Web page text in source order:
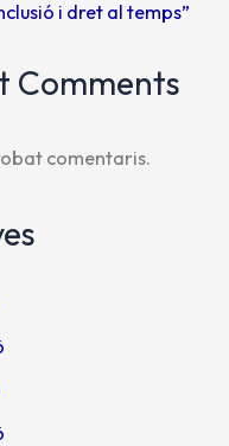
i dret al temps”
Comments
comentaris.